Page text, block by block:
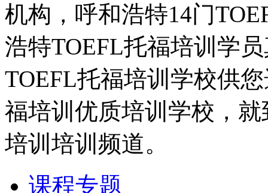
机构，呼和浩特14门
浩特TOEFL托福培训学
TOEFL托福培训学校供
福培训优质培训学校，
培训培训频道。
课程专题